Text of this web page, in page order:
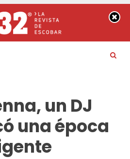
un DJ
una época